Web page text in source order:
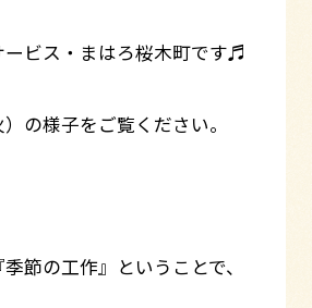
ビス・まはろ桜木町です♬
の様子をご覧ください。
節の工作』ということで、